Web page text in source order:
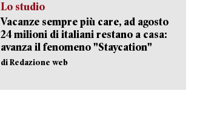
Lo studio
Vacanze sempre più care, ad agosto
24 milioni di italiani restano a casa:
avanza il fenomeno "Staycation"
di Redazione web